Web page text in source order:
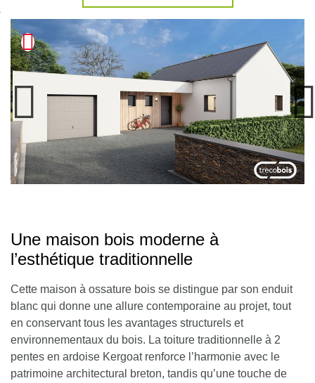
Une maison bois moderne à
l’esthétique traditionnelle
Cette maison à ossature bois se distingue par son enduit
blanc qui donne une allure contemporaine au projet, tout
en conservant tous les avantages structurels et
environnementaux du bois. La toiture traditionnelle à 2
pentes en ardoise Kergoat renforce l’harmonie avec le
patrimoine architectural breton, tandis qu’une touche de